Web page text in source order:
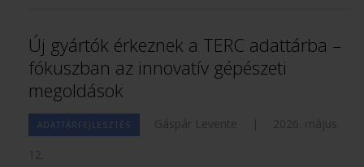
Új gyártók érkeznek a TERC adattárba –
fókuszban az innovatív gépészeti
megoldások
ADATTÁRFEJLESZTÉS Gáspár Levente |
2026. május
12.